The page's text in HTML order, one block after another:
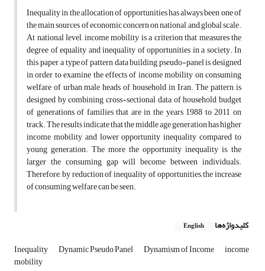
Inequality in the allocation of opportunities has always been one of
the main sources of economic concern on national and global scale.
At national level, income mobility is a criterion that measures the
degree of equality and inequality of opportunities in a society. In
this paper, a type of pattern data building pseudo-panel is designed
in order to examine the effects of income mobility on consuming
welfare of urban male heads of household in Iran. The pattern is
designed by combining cross-sectional data of household budget
of generations of families that are in the years 1988 to 2011 on
track. The results indicate that the middle age generation has higher
income mobility and lower opportunity inequality compared to
young generation. The more the opportunity inequality is, the
larger the consuming gap will become between individuals.
Therefore, by reduction of inequality of opportunities, the increase
of consuming welfare can be seen.
کلیدواژه‌ها English
Inequality Dynamic Pseudo Panel Dynamism of Income income
mobility